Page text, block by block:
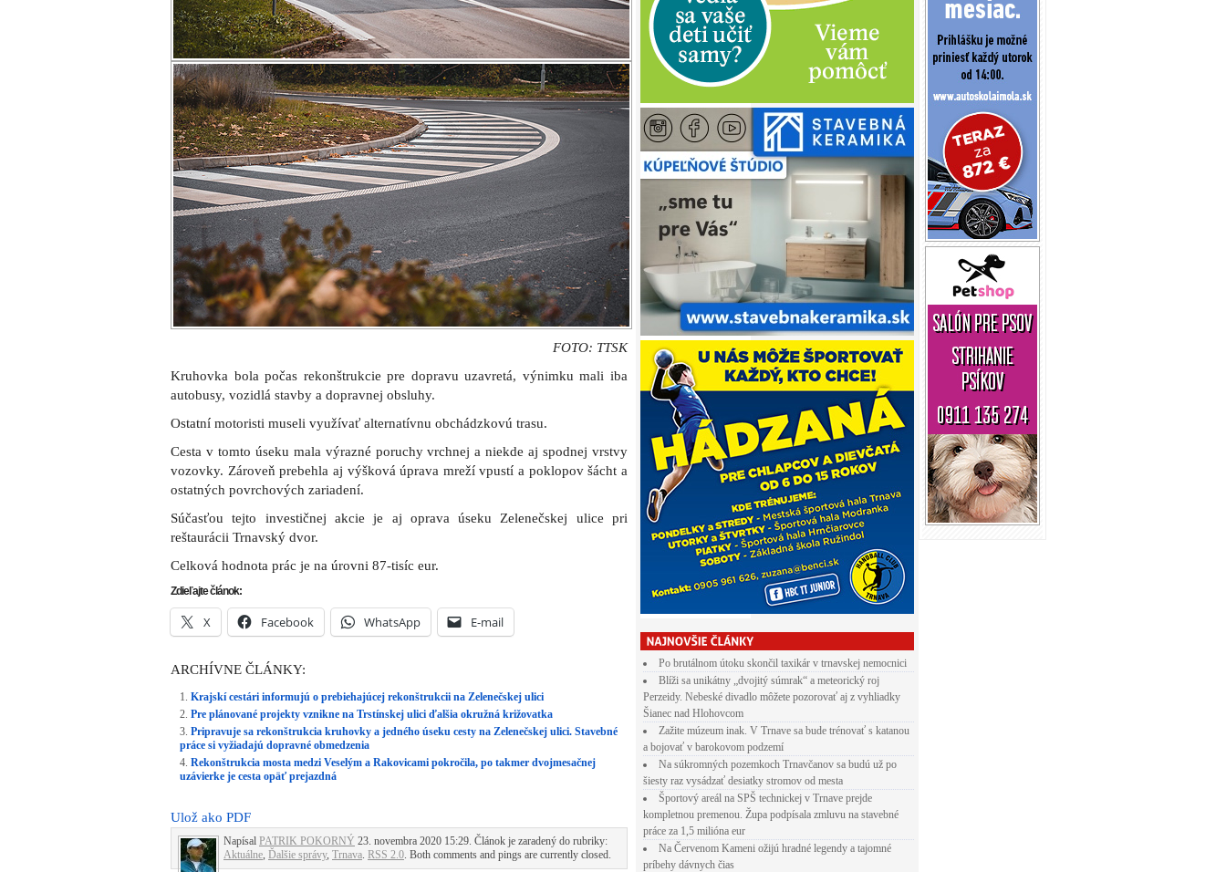
FOTO: TTSK
Kruhovka bola počas rekonštrukcie pre dopravu uzavretá, výnimku mali iba
autobusy, vozidlá stavby a dopravnej obsluhy.
Ostatní motoristi museli využívať alternatívnu obchádzkovú trasu.
Cesta v tomto úseku mala výrazné poruchy vrchnej a niekde aj spodnej vrstvy
vozovky. Zároveň prebehla aj výšková úprava mreží vpustí a poklopov šácht a
ostatných povrchových zariadení.
Súčasťou tejto investičnej akcie je aj oprava úseku Zelenečskej ulice pri
reštaurácii Trnavský dvor.
Celková hodnota prác je na úrovni 87-tisíc eur.
Zdieľajte článok:
X Facebook WhatsApp E-mail
ARCHÍVNE ČLÁNKY:
Krajskí cestári informujú o prebiehajúcej rekonštrukcii na Zelenečskej ulici
Pre plánované projekty vznikne na Trstínskej ulici ďalšia okružná križovatka
Pripravuje sa rekonštrukcia kruhovky a jedného úseku cesty na Zelenečskej ulici. Stavebné
práce si vyžiadajú dopravné obmedzenia
Rekonštrukcia mosta medzi Veselým a Rakovicami pokročila, po takmer dvojmesačnej
uzávierke je cesta opäť prejazdná
Ulož ako PDF
Napísal PATRIK POKORNÝ 23. novembra 2020 15:29. Článok je zaradený do rubriky:
Aktuálne, Ďalšie správy, Trnava. RSS 2.0. Both comments and pings are currently closed.
Po brutálnom útoku skončil taxikár v trnavskej nemocnici
Blíži sa unikátny „dvojitý súmrak“ a meteorický roj
Perzeidy. Nebeské divadlo môžete pozorovať aj z vyhliadky
Šianec nad Hlohovcom
Zažite múzeum inak. V Trnave sa bude trénovať s katanou
a bojovať v barokovom podzemí
Na súkromných pozemkoch Trnavčanov sa budú už po
šiesty raz vysádzať desiatky stromov od mesta
Športový areál na SPŠ technickej v Trnave prejde
kompletnou premenou. Župa podpísala zmluvu na stavebné
práce za 1,5 milióna eur
Na Červenom Kameni ožijú hradné legendy a tajomné
príbehy dávnych čias